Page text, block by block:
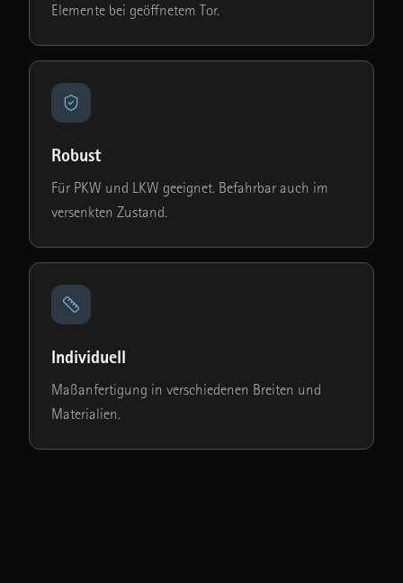
Elemente bei geöffnetem Tor.
Robust
Für PKW und LKW geeignet. Befahrbar auch im
versenkten Zustand.
Individuell
Maßanfertigung in verschiedenen Breiten und
Materialien.